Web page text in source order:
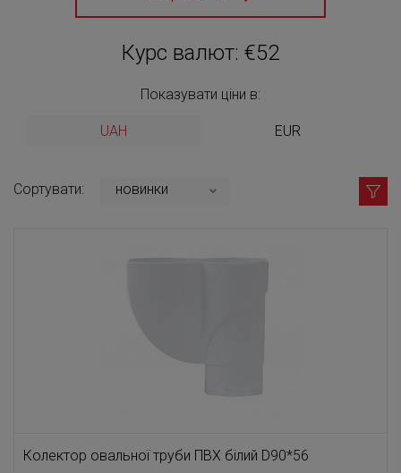
Курс валют: €52
Показувати ціни в:
UAH EUR
Сортувати: новинки
Колектор овальної труби ПВХ білий D90*56